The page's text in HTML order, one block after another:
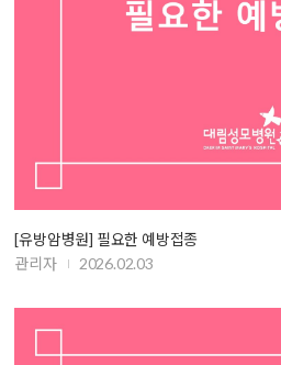
[유방암병원] 필요한 예방접종
관리자
2026.02.03